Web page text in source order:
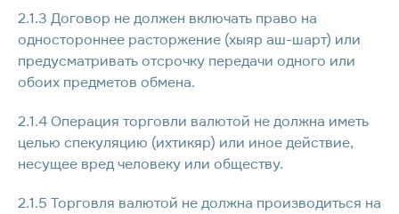
2.1.3 Договор не должен включать право на
одностороннее расторжение (хыяр аш-шарт) или
предусматривать отсрочку передачи одного или
обоих предметов обмена.
2.1.4 Операция торговли валютой не должна иметь
целью спекуляцию (ихтикяр) или иное действие,
несущее вред человеку или обществу.
2.1.5 Торговля валютой не должна производиться на